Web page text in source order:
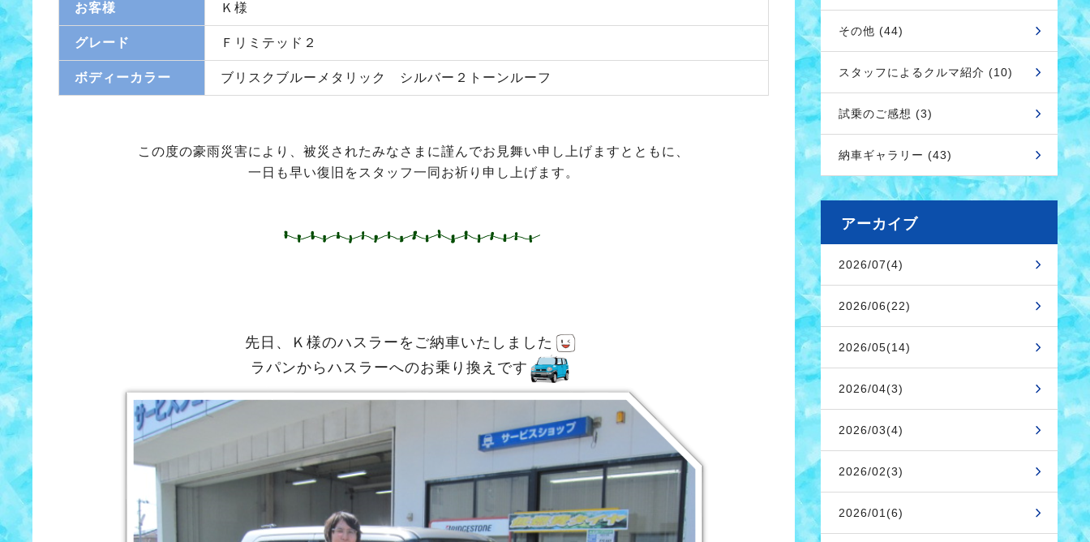
お客様 Ｋ様
グレード Ｆリミテッド２
ボディーカラー ブリスクブルーメタリック シルバー２トーンルーフ
この度の豪雨災害により、被災されたみなさまに謹んでお見舞い申し上げますとともに、
一日も早い復旧をスタッフ一同お祈り申し上げます。
先日、Ｋ様のハスラーをご納車いたしました
ラパンからハスラーへのお乗り換えです
その他 (44)
スタッフによるクルマ紹介 (10)
試乗のご感想 (3)
納車ギャラリー (43)
アーカイブ
2026/07(4)
2026/06(22)
2026/05(14)
2026/04(3)
2026/03(4)
2026/02(3)
2026/01(6)